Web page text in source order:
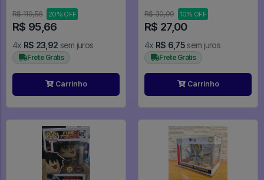
R$ 119,58
20% OFF
R$ 95,66
4x R$ 23,92 sem juros
Frete Grátis
Carrinho
Naruto Shippuden
R$ 30,00 10% OFF
R$ 27,00
4x R$ 6,75 sem juros
Frete Grátis
Carrinho